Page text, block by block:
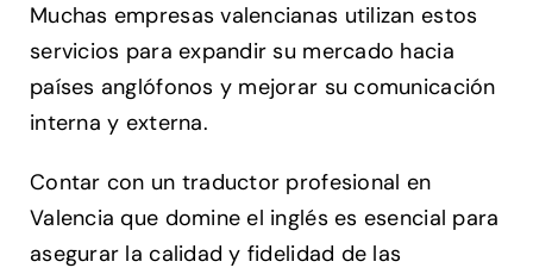
Muchas empresas valencianas utilizan estos
servicios para expandir su mercado hacia
países anglófonos y mejorar su comunicación
interna y externa.
Contar con un traductor profesional en
Valencia que domine el inglés es esencial para
asegurar la calidad y fidelidad de las